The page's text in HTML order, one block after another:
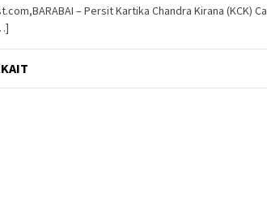
– Persit Kartika Chandra Kirana (KCK)